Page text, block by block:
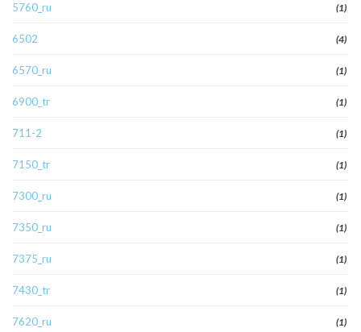
5760_ru (1)
6502 (4)
6570_ru (1)
6900_tr (1)
711-2 (1)
7150_tr (1)
7300_ru (1)
7350_ru (1)
7375_ru (1)
7430_tr (1)
7620_ru (1)